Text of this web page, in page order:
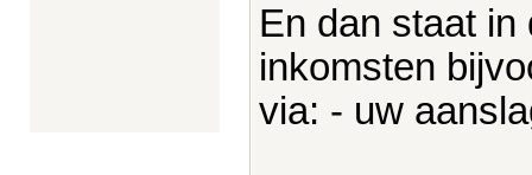
En dan staat in
inkomsten
via: - uw